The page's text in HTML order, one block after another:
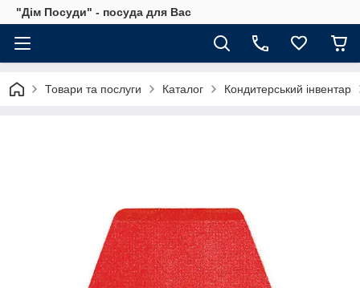
"Дім Посуди" - посуда для Вас
Товари та послуги Каталог Кондитерський інвентар